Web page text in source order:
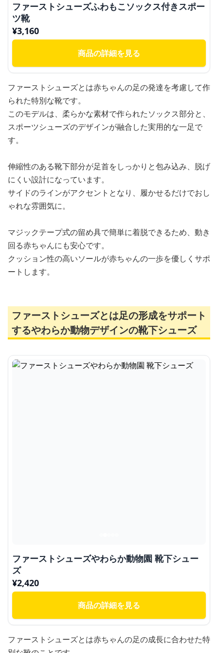
ファーストシューズふわもこソックス付きスポー
ツ靴
¥3,160
商品の詳細を見る
ファーストシューズとは赤ちゃんの足の発達を考慮して作
られた特別な靴です。
このモデルは、柔らかな素材で作られたソックス部分と、
スポーツシューズのデザインが融合した実用的な一足で
す。
伸縮性のある靴下部分が足首をしっかりと包み込み、脱げ
にくい設計になっています。
サイドのラインがアクセントとなり、履かせるだけでおし
ゃれな雰囲気に。
マジックテープ式の留め具で簡単に着脱できるため、動き
回る赤ちゃんにも安心です。
クッション性の高いソールが赤ちゃんの一歩を優しくサポ
ートします。
ファーストシューズとは足の形成をサポート
するやわらか動物デザインの靴下シューズ
ファーストシューズやわらか動物園 靴下シュー
ズ
¥2,420
商品の詳細を見る
ファーストシューズとは赤ちゃんの足の成長に合わせた特